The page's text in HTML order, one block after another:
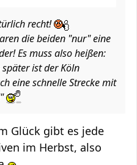
recht!
die beiden "nur" eine
Es muss also heißen:
ist der Köln
eine schnelle Strecke mit
Glück gibt es jede
im Herbst, also